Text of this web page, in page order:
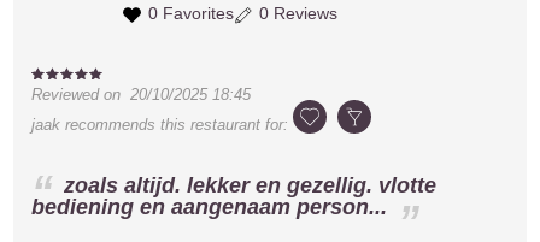
0 Favorites
0 Reviews
Reviewed on20/10/2025 18:45
jaak recommends this restaurant for:
zoals altijd. lekker en gezellig. vlotte
bediening en aangenaam person...